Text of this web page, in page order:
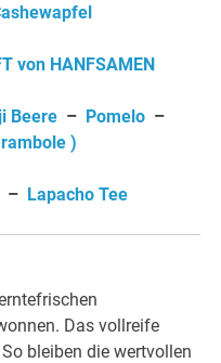
von HANFSAMEN
Beere– Pomelo–
)
– Lapacho Tee
Das vollreife
bleiben die wertvollen